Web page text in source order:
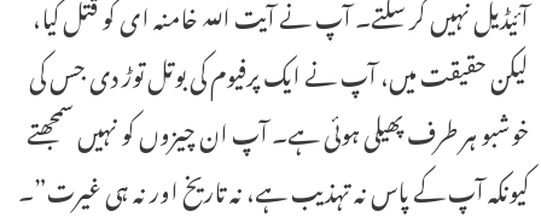
آئیڈیل نہیں کر سکتے۔ آپ نے آیت اللہ خامنہ ای کو قتل کیا،
لیکن حقیقت میں، آپ نے ایک پرفیوم کی بوتل توڑ دی جس کی
خوشبو ہر طرف پھیلی ہوئی ہے۔ آپ ان چیزوں کو نہیں سمجھتے
کیونکہ آپ کے پاس نہ تہذیب ہے، نہ تاریخ اور نہ ہی غیرت”۔